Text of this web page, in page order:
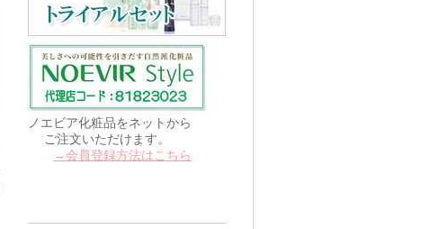
ノエビア化粧品をネットから
ご注文いただけます。
→会員登録方法はこちら